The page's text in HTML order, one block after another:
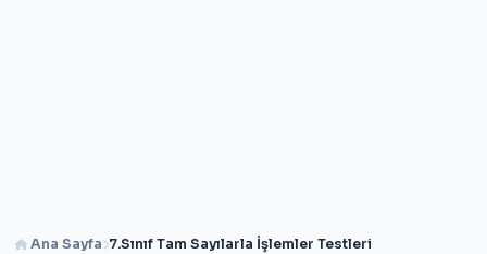
Ana Sayfa 7.Sınıf Tam Sayılarla İşlemler Testleri